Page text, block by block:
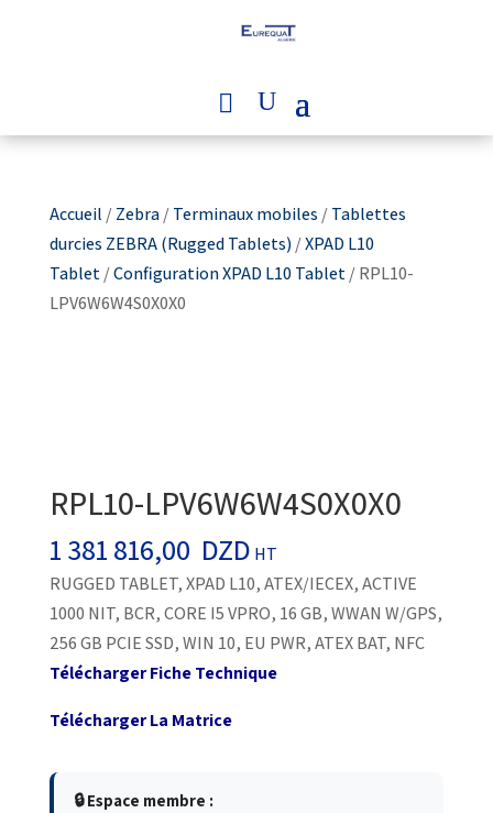
Accueil /Zebra/Terminaux mobiles /Tablettes
durcies ZEBRA (Rugged Tablets)/XPAD L10
Tablet/Configuration XPAD L10 Tablet/ RPL10-
LPV6W6W4S0X0X0
RPL10-LPV6W6W4S0X0X0
1 381 816,00 DZD HT
RUGGED TABLET, XPAD L10, ATEX/IECEX, ACTIVE
1000 NIT, BCR, CORE I5 VPRO, 16 GB, WWAN W/GPS,
256 GB PCIE SSD, WIN 10, EU PWR, ATEX BAT, NFC
Télécharger Fiche Technique
Télécharger La Matrice
🔒 Espace membre :